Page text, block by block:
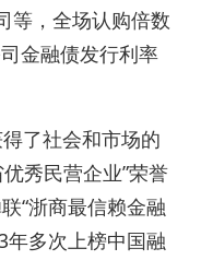
等，全场认购倍数
金融债发行利率
了社会和市场的
秀民营企业”荣誉
“浙商最信赖金融
年多次上榜中国融